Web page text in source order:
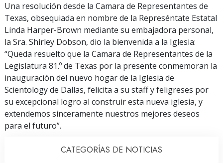
Una resolución desde la Camara de Representantes de
Texas, obsequiada en nombre de la Represéntate Estatal
Linda Harper-Brown mediante su embajadora personal,
la Sra. Shirley Dobson, dio la bienvenida a la Iglesia:
“Queda resuelto que la Camara de Representantes de la
Legislatura 81.º de Texas por la presente conmemoran la
inauguración del nuevo hogar de la Iglesia de
Scientology de Dallas, felicita a su staff y feligreses por
su excepcional logro al construir esta nueva iglesia, y
extendemos sinceramente nuestros mejores deseos
para el futuro”.
CATEGORÍAS DE NOTICIAS